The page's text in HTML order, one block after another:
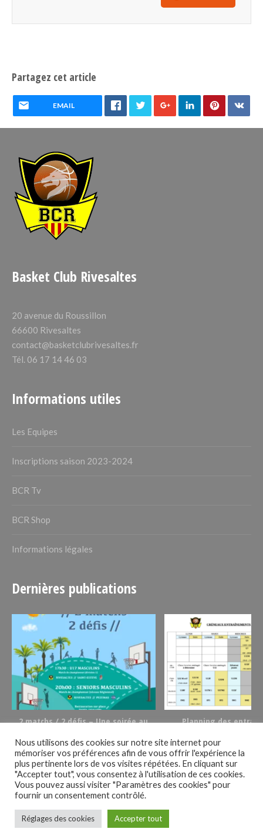
Partagez cet article
EMAIL
Basket Club Rivesaltes
20 avenue du Roussillon
66600 Rivesaltes
contact@basketclubrivesaltes.fr
Tél. 06 17 14 46 03
Informations utiles
Les Equipes
Inscriptions saison 2023-2024
BCR Tv
BCR Shop
Informations légales
Dernières publications
2 matchs / 2 défis – Une soirée au
Planning des
Suivez-nous !
Nous utilisons des cookies sur notre site internet pour
mémoriser vos préférences afin de vous offrir l'expérience la
plus pertinente lors de vos visites répétées. En cliquant sur
"Accepter tout", vous consentez à l'utilisation de ces cookies.
Vous pouvez aussi visiter "Paramètres des cookies" pour
fournir un consentement contrôlé.
Réglages des cookies Accepter tout